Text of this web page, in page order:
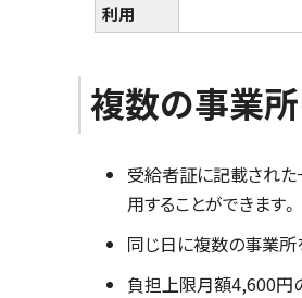
利用
複数の事業
受給者証に記載された
用することができます。
同じ日に複数の事業所
負担上限月額4,600円